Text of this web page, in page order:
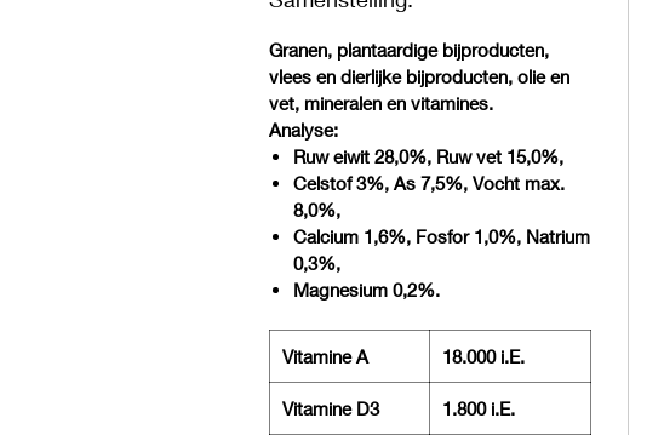
Granen, plantaardige bijproducten,
vlees en dierlijke bijproducten, olie en
vet, mineralen en vitamines.
Analyse:
Ruw eiwit 28,0%, Ruw vet 15,0%,
Celstof 3%, As 7,5%, Vocht max.
8,0%,
Calcium 1,6%, Fosfor 1,0%, Natrium
0,3%,
Magnesium 0,2%.
Vitamine A 18.000 i.E.
Vitamine D3 1.800 i.E.